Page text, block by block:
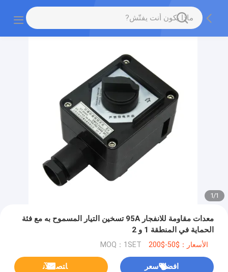
1
/
1
معدات مقاومة للانفجار 95A تسخين التيار المسموح به مع فئة
الحماية في المنطقة 1 و 2
الأسعار：$50-$200 MOQ：1SET
افضل سعر ﺎﺘﺼﻟ ﺍﻶﻧ